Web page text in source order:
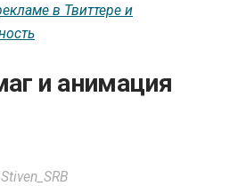
в Твиттере и
и анимация